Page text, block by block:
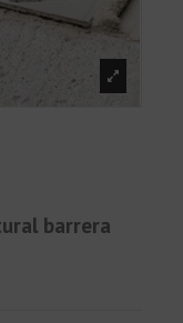
barrera